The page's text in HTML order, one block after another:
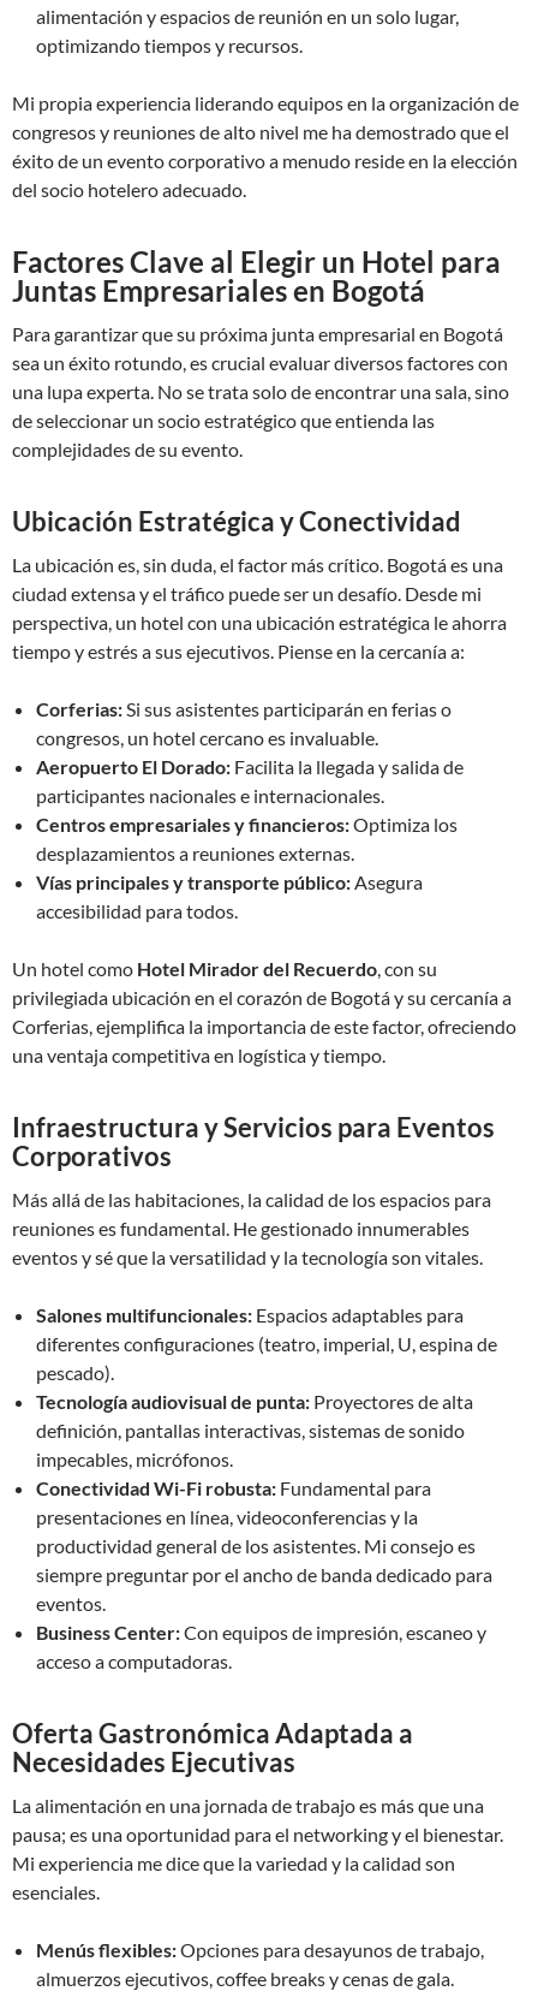
alimentación y espacios de reunión en un solo lugar,
optimizando tiempos y recursos.
Mi propia experiencia liderando equipos en la organización de
congresos y reuniones de alto nivel me ha demostrado que el
éxito de un evento corporativo a menudo reside en la elección
del socio hotelero adecuado.
Factores Clave al Elegir un Hotel para
Juntas Empresariales en Bogotá
Para garantizar que su próxima junta empresarial en Bogotá
sea un éxito rotundo, es crucial evaluar diversos factores con
una lupa experta. No se trata solo de encontrar una sala, sino
de seleccionar un socio estratégico que entienda las
complejidades de su evento.
Ubicación Estratégica y Conectividad
La ubicación es, sin duda, el factor más crítico. Bogotá es una
ciudad extensa y el tráfico puede ser un desafío. Desde mi
perspectiva, un hotel con una ubicación estratégica le ahorra
tiempo y estrés a sus ejecutivos. Piense en la cercanía a:
Corferias:Si sus asistentes participarán en ferias o
congresos, un hotel cercano es invaluable.
Aeropuerto El Dorado: Facilita la llegada y salida de
participantes nacionales e internacionales.
Centros empresariales y financieros:Optimiza los
desplazamientos a reuniones externas.
Vías principales y transporte público:Asegura
accesibilidad para todos.
Un hotel como Hotel Mirador del Recuerdo, con su
privilegiada ubicación en el corazón de Bogotá y su cercanía a
Corferias, ejemplifica la importancia de este factor, ofreciendo
una ventaja competitiva en logística y tiempo.
Infraestructura y Servicios para Eventos
Corporativos
Más allá de las habitaciones, la calidad de los espacios para
reuniones es fundamental. He gestionado innumerables
eventos y sé que la versatilidad y la tecnología son vitales.
Salones multifuncionales: Espacios adaptables para
diferentes configuraciones (teatro, imperial, U, espina de
pescado).
Tecnología audiovisual de punta: Proyectores de alta
definición, pantallas interactivas, sistemas de sonido
impecables, micrófonos.
Conectividad Wi-Fi robusta: Fundamental para
presentaciones en línea, videoconferencias y la
productividad general de los asistentes. Mi consejo es
siempre preguntar por el ancho de banda dedicado para
eventos.
Business Center:Con equipos de impresión, escaneo y
acceso a computadoras.
Oferta Gastronómica Adaptada a
Necesidades Ejecutivas
La alimentación en una jornada de trabajo es más que una
pausa; es una oportunidad para el networking y el bienestar.
Mi experiencia me dice que la variedad y la calidad son
esenciales.
Menús flexibles:Opciones para desayunos de trabajo,
almuerzos ejecutivos, coffee breaks y cenas de gala.